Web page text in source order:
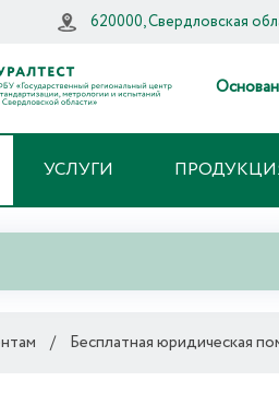
620000, Свердловская
УСЛУГИ
/ Бесплатная юридическая